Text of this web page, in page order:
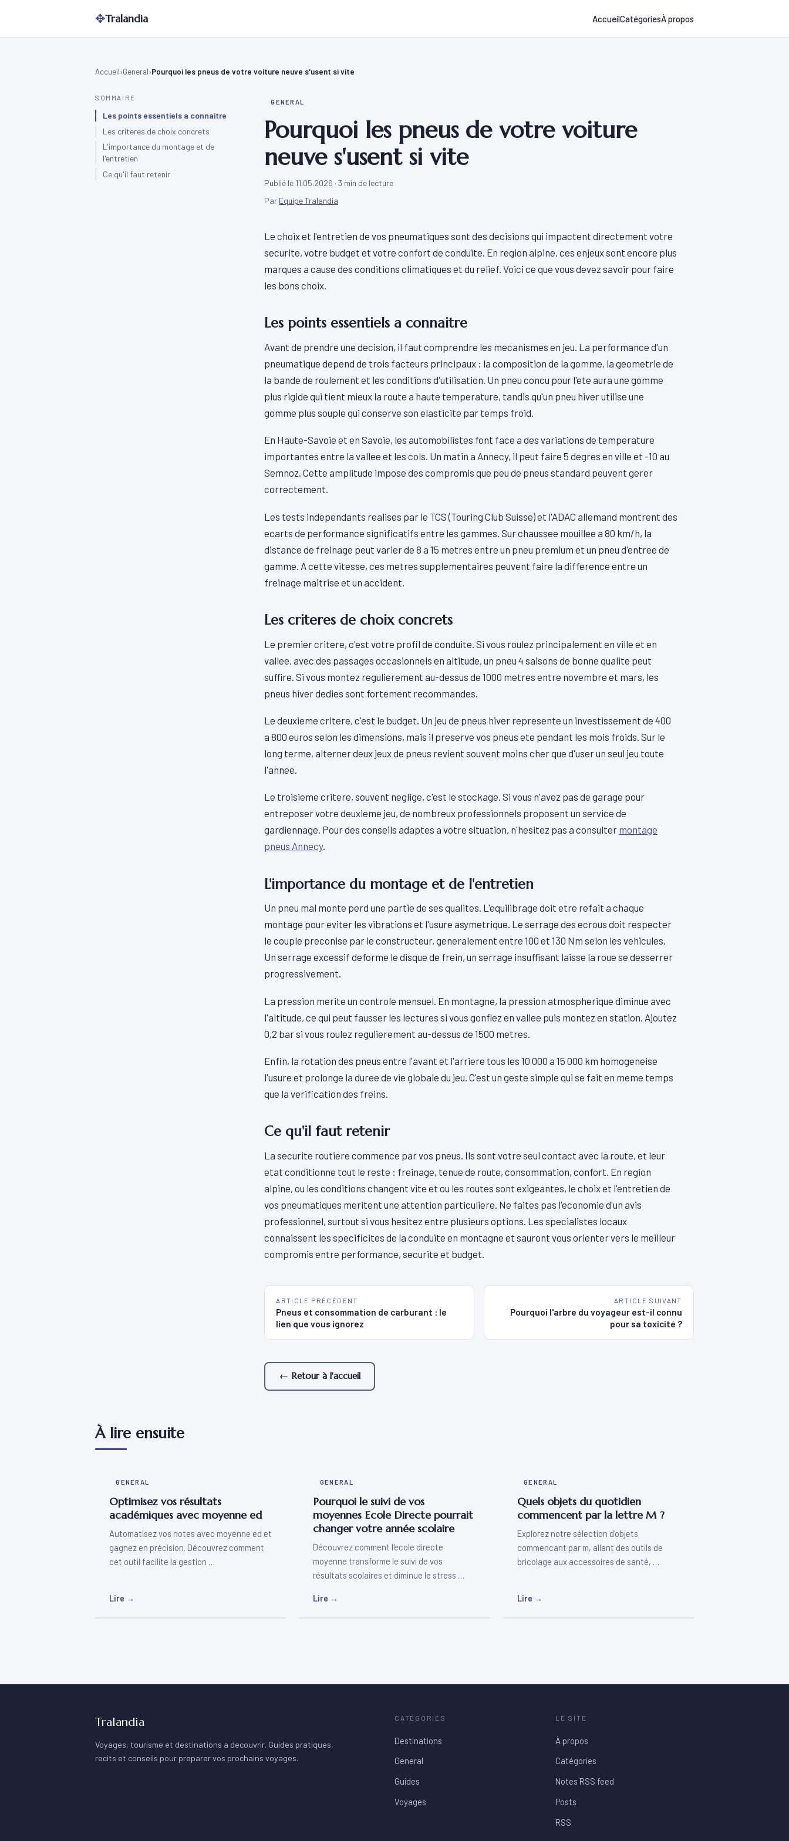
✥Tralandia AccueilCatégoriesÀ propos
Accueil General Pourquoi les pneus de votre voiture neuve s'usent si vite
SOMMAIRE
Les points essentiels a connaitre
Les criteres de choix concrets
L'importance du montage et de
l'entretien
Ce qu'il faut retenir
GENERAL
Pourquoi les pneus de votre voiture
neuve s'usent si vite
Publié le 11.05.2026 · 3 min de lecture
Par Equipe Tralandia
Le choix et l'entretien de vos pneumatiques sont des decisions qui impactent directement votre
securite, votre budget et votre confort de conduite. En region alpine, ces enjeux sont encore plus
marques a cause des conditions climatiques et du relief. Voici ce que vous devez savoir pour faire
les bons choix.
Les points essentiels a connaitre
Avant de prendre une decision, il faut comprendre les mecanismes en jeu. La performance d'un
pneumatique depend de trois facteurs principaux : la composition de la gomme, la geometrie de
la bande de roulement et les conditions d'utilisation. Un pneu concu pour l'ete aura une gomme
plus rigide qui tient mieux la route a haute temperature, tandis qu'un pneu hiver utilise une
gomme plus souple qui conserve son elasticite par temps froid.
En Haute-Savoie et en Savoie, les automobilistes font face a des variations de temperature
importantes entre la vallee et les cols. Un matin a Annecy, il peut faire 5 degres en ville et -10 au
Semnoz. Cette amplitude impose des compromis que peu de pneus standard peuvent gerer
correctement.
Les tests independants realises par le TCS (Touring Club Suisse) et l'ADAC allemand montrent des
ecarts de performance significatifs entre les gammes. Sur chaussee mouillee a 80 km/h, la
distance de freinage peut varier de 8 a 15 metres entre un pneu premium et un pneu d'entree de
gamme. A cette vitesse, ces metres supplementaires peuvent faire la difference entre un
freinage maitrise et un accident.
Les criteres de choix concrets
Le premier critere, c'est votre profil de conduite. Si vous roulez principalement en ville et en
vallee, avec des passages occasionnels en altitude, un pneu 4 saisons de bonne qualite peut
suffire. Si vous montez regulierement au-dessus de 1000 metres entre novembre et mars, les
pneus hiver dedies sont fortement recommandes.
Le deuxieme critere, c'est le budget. Un jeu de pneus hiver represente un investissement de 400
a 800 euros selon les dimensions, mais il preserve vos pneus ete pendant les mois froids. Sur le
long terme, alterner deux jeux de pneus revient souvent moins cher que d'user un seul jeu toute
l'annee.
Le troisieme critere, souvent neglige, c'est le stockage. Si vous n'avez pas de garage pour
entreposer votre deuxieme jeu, de nombreux professionnels proposent un service de
gardiennage. Pour des conseils adaptes a votre situation, n'hesitez pas a consulter montage
pneus Annecy.
L'importance du montage et de l'entretien
Un pneu mal monte perd une partie de ses qualites. L'equilibrage doit etre refait a chaque
montage pour eviter les vibrations et l'usure asymetrique. Le serrage des ecrous doit respecter
le couple preconise par le constructeur, generalement entre 100 et 130 Nm selon les vehicules.
Un serrage excessif deforme le disque de frein, un serrage insuffisant laisse la roue se desserrer
progressivement.
La pression merite un controle mensuel. En montagne, la pression atmospherique diminue avec
l'altitude, ce qui peut fausser les lectures si vous gonflez en vallee puis montez en station. Ajoutez
0,2 bar si vous roulez regulierement au-dessus de 1500 metres.
Enfin, la rotation des pneus entre l'avant et l'arriere tous les 10 000 a 15 000 km homogeneise
l'usure et prolonge la duree de vie globale du jeu. C'est un geste simple qui se fait en meme temps
que la verification des freins.
Ce qu'il faut retenir
La securite routiere commence par vos pneus. Ils sont votre seul contact avec la route, et leur
etat conditionne tout le reste : freinage, tenue de route, consommation, confort. En region
alpine, ou les conditions changent vite et ou les routes sont exigeantes, le choix et l'entretien de
vos pneumatiques meritent une attention particuliere. Ne faites pas l'economie d'un avis
professionnel, surtout si vous hesitez entre plusieurs options. Les specialistes locaux
connaissent les specificites de la conduite en montagne et sauront vous orienter vers le meilleur
compromis entre performance, securite et budget.
ARTICLE PRÉCÉDENT
Pneus et consommation de carburant : le
lien que vous ignorez
ARTICLE SUIVANT
Pourquoi l'arbre du voyageur est-il connu
pour sa toxicité ?
← Retour à l'accueil
À lire ensuite
GENERAL
Optimisez vos résultats
académiques avec moyenne ed
Automatisez vos notes avec moyenne ed et
gagnez en précision. Découvrez comment
cet outil facilite la gestion …
Lire →
GENERAL
Pourquoi le suivi de vos
moyennes Ecole Directe pourrait
changer votre année scolaire
Découvrez comment l'ecole directe
moyenne transforme le suivi de vos
résultats scolaires et diminue le stress …
Lire →
GENERAL
Quels objets du quotidien
commencent par la lettre M ?
Explorez notre sélection d'objets
commencant par m, allant des outils de
bricolage aux accessoires de santé, …
Lire →
Tralandia
Voyages, tourisme et destinations a decouvrir. Guides pratiques,
recits et conseils pour preparer vos prochains voyages.
CATÉGORIES
Destinations
General
Guides
Voyages
LE SITE
À propos
Catégories
Notes RSS feed
Posts
RSS